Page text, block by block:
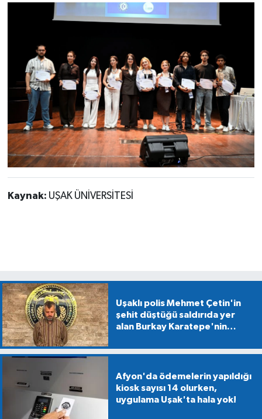
Kaynak: UŞAK ÜNİVERSİTESİ
Uşaklı polis Mehmet Çetin'in
şehit düştüğü saldırıda yer
alan Burkay Karatepe'nin
mühimmat aranıyor
Afyon'da ödemelerin yapıldığı
kiosk sayısı 14 olurken,
uygulama Uşak'ta hala yok!